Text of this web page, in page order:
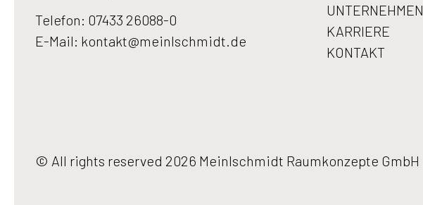
Telefon: 07433 26088-0
E-Mail: kontakt@meinlschmidt.de
UNTERNEHMEN
KARRIERE
KONTAKT
© All rights reserved 2026 Meinlschmidt Raumkonzepte GmbH